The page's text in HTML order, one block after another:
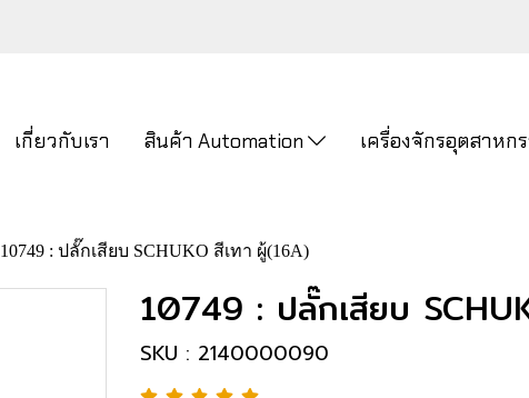
เกี่ยวกับเรา สินค้า Automation เครื่องจักรอุตสาหก
10749 : ปลั๊กเสียบ SCHUKO สีเทา ผู้(16A)
10749 : ปลั๊กเสียบ
SKU : 2140000090